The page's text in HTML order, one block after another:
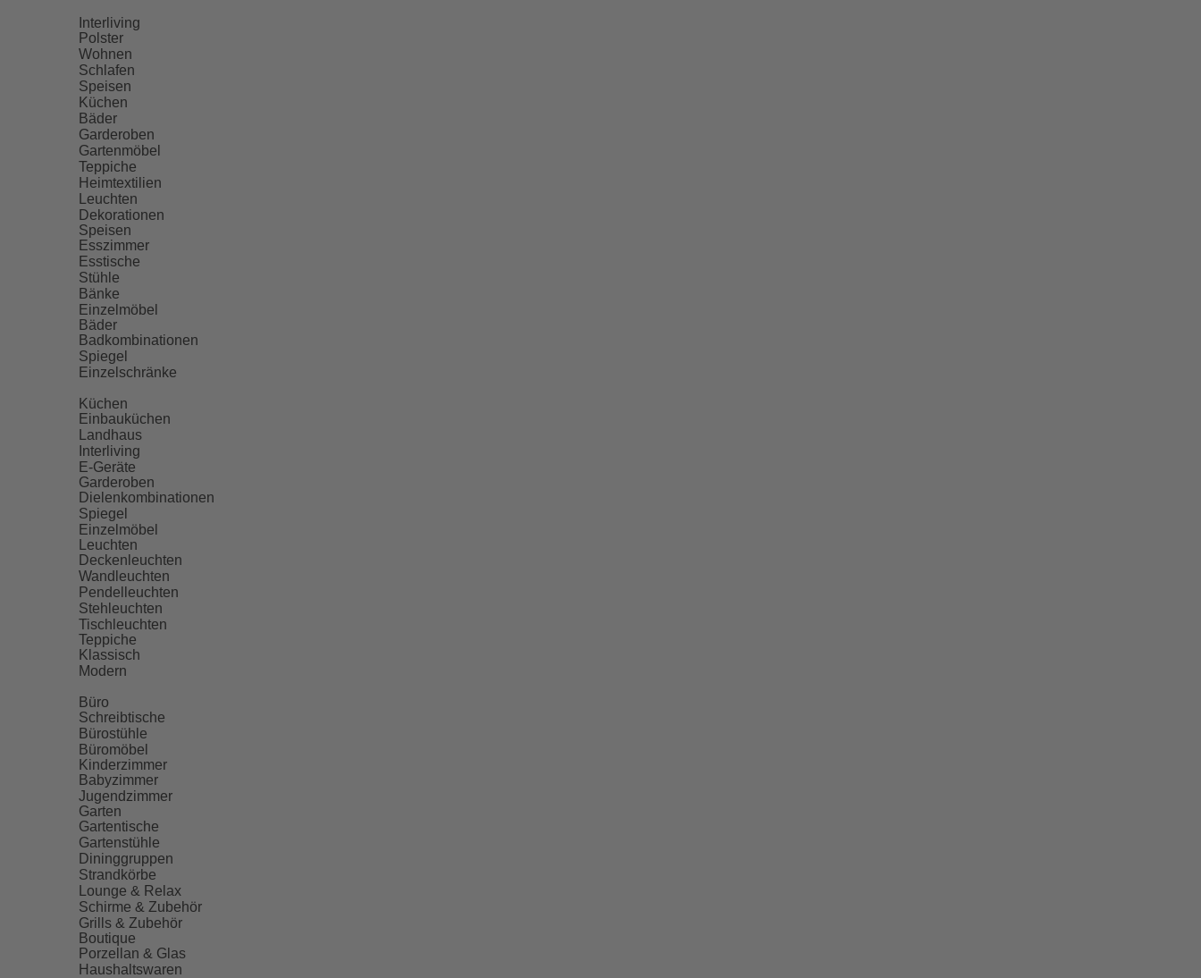
Interliving
Polster
Wohnen
Schlafen
Speisen
Küchen
Bäder
Garderoben
Gartenmöbel
Teppiche
Heimtextilien
Leuchten
Dekorationen
Speisen
Esszimmer
Esstische
Stühle
Bänke
Einzelmöbel
Bäder
Badkombinationen
Spiegel
Einzelschränke
Küchen
Einbauküchen
Landhaus
Interliving
E-Geräte
Garderoben
Dielenkombinationen
Spiegel
Einzelmöbel
Leuchten
Deckenleuchten
Wandleuchten
Pendelleuchten
Stehleuchten
Tischleuchten
Teppiche
Klassisch
Modern
Büro
Schreibtische
Bürostühle
Büromöbel
Kinderzimmer
Babyzimmer
Jugendzimmer
Garten
Gartentische
Gartenstühle
Dininggruppen
Strandkörbe
Lounge & Relax
Schirme & Zubehör
Grills & Zubehör
Boutique
Porzellan & Glas
Haushaltswaren